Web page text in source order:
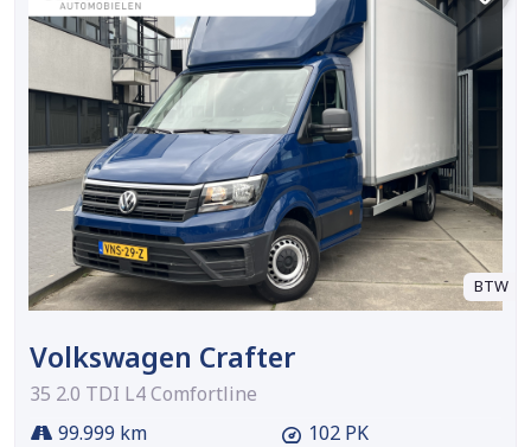
BTW
Volkswagen Crafter
35 2.0 TDI L4 Comfortline
99.999 km
102 PK